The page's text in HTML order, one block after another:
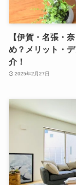
【伊賀・名張・
め？メリット・
介！
2025年2月27日